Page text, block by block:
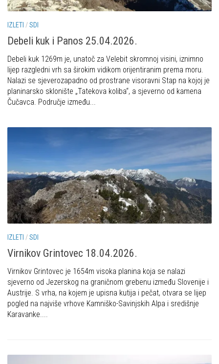
Obiteljska
Izvješća s izleta Obiteljske sekcije
Pruži mi ruku – OSI
OSI Novosti
Povijest SVP
Izvješća s izleta SVP
Speleolozi
Skijaši
Obilaznice
Gojzerica
Špiljama Lijepe Naše
Hrvatske planinarske kuće
50 vrhova za 50 godina društva
Od vrha do vrha
4 godišnja doba na Oštrcu
Noćni pohod na Oštrc
Dragojlinom stazom na Okić
Dan Željezničara na Oštrcu
Putopisi
Put ekspedicionizma
Ojos del Salado
Slavko Patačko
Tomislav Zoričić – Tom
Damir Bajs
Dijana Petrak
Dosadašnje aktivnosti
IZLETI /SDI
Debeli kuk i Panos 25.04.2026.
Debeli kuk 1269m je, unatoč za Velebit skromnoj visini, iznimno
lijep razgledni vrh sa širokim vidikom orijentiranim prema moru.
Nalazi se sjeverozapadno od prostrane visoravni Stap na kojoj je
planinarsko sklonište „Tatekova koliba“, a sjeverno od kamena
Čučavca. Područje između...
IZLETI /SDI
Virnikov Grintovec 18.04.2026.
Virnikov Grintovec je 1654m visoka planina koja se nalazi
sjeverno od Jezerskog na graničnom grebenu između Slovenije i
Austrije. S vrha, na kojem je upisna kutija i pečat, otvara se lijep
pogled na najviše vrhove Kamniško-Savinjskih Alpa i središnje
Karavanke....